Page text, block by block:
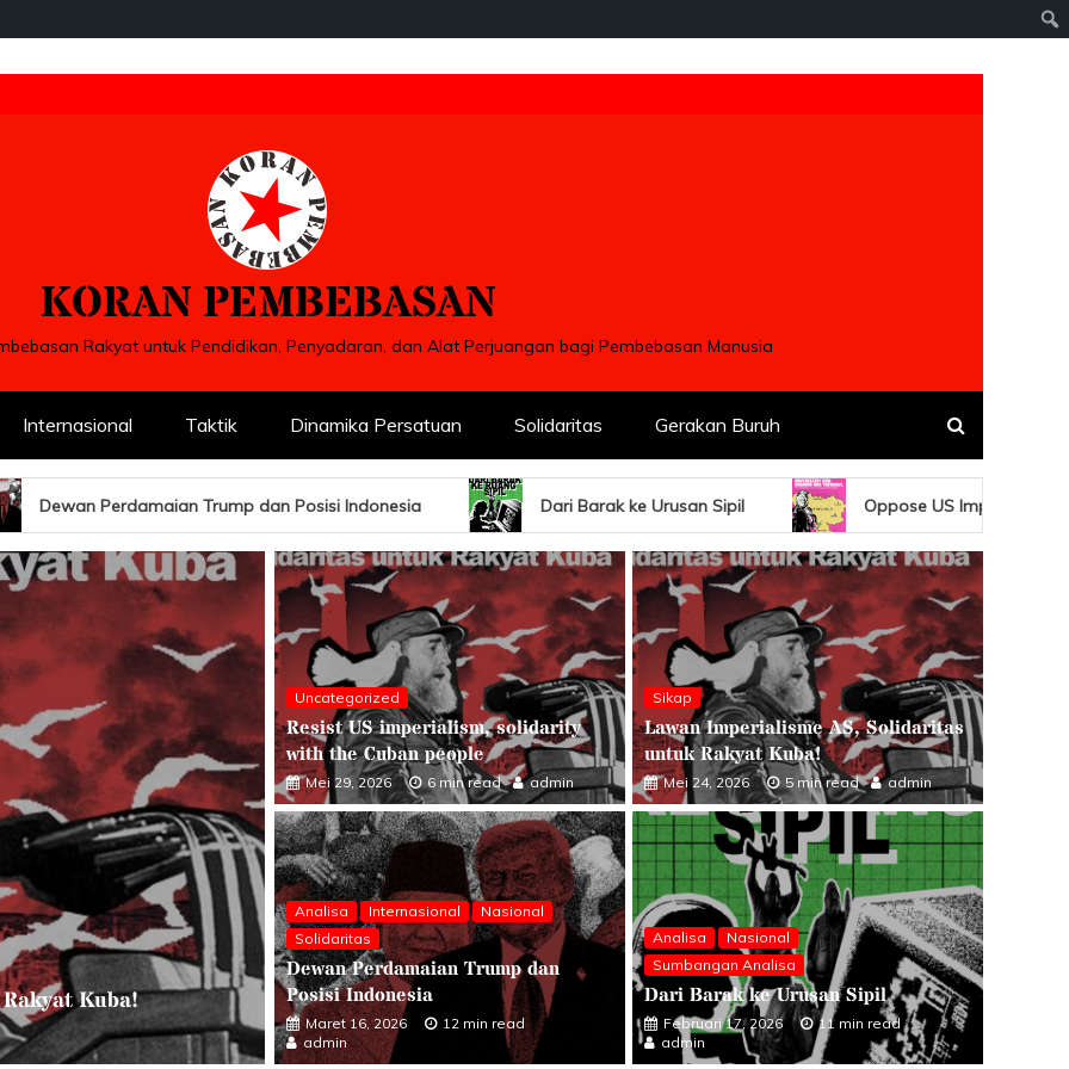
KORAN PEMBEBASAN
Rakyat untuk Pendidikan, Penyadaran, dan Alat Perjuangan bagi Pembebasan Manusia
Internasional Taktik Dinamika Persatuan Solidaritas Gerakan Buruh
Trump dan Posisi Indonesia Dari Barak ke Urusan Sipil Oppose US Imperialist Military Aggression
Nasional Solidaritas
Trump dan Posisi Indonesia
12 min read admin
Analisa Nasional Sumbangan Analisa
Dari Barak ke Urusan Sipil
Februari 17, 2026 11 min read admin
Uncategorized
Resist US imperialism, solidarity
with the Cuban people
Mei 29, 2026 6 min read admin
Sikap
Lawan Imperialisme AS, Solidaritas
untuk Rakyat Kuba!
Mei 24, 2026 5 min read admin
Analisa Internasional
Nasional
Solidaritas
Dewan Perdamaian Trump dan
Posisi Indonesia
Maret 16, 2026
12 min read
admin
Analisa
Nasional
Sumbangan Analisa
Dari Barak ke Urusan Sipil
Februari 17, 2026
11 min read
admin